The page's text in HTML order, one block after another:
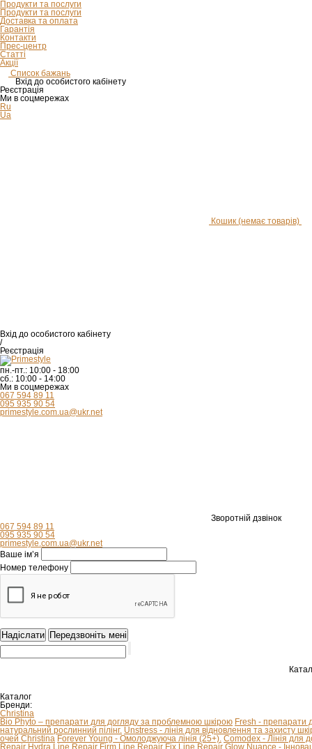
Продукти та послуги
Продукти та послуги
Доставка та оплата
Гарантія
Контакти
Прес-центр
Статті
Акції
Список бажань
Вхід до особистого кабінету
Реєстрація
Ми в соцмережах
Ru
Ua
Кошик (немає товарів)
Вхід до особистого кабінету
/
Реєстрація
пн.-пт.: 10:00 - 18:00
сб.: 10:00 - 14:00
Ми в соцмережах
067 594 89 11
095 935 90 54
primestyle.com.ua@ukr.net
Зворотній дзвінок
067 594 89 11
095 935 90 54
primestyle.com.ua@ukr.net
Ваше ім’я
Номер телефону
Каталог
Бренди:
Christina
Bio Phyto – препарати для догляду за проблемною шкірою Fresh - препарати
натуральний рослинний пілінг. Unstress - лінія для відновлення та захисту
очей Christina Forever Young - Омолоджуюча лінія (25+). Comodex - Лінія для
Repair Hydra Line Repair Firm Line Repair Fix Line Repair Glow Nuance -